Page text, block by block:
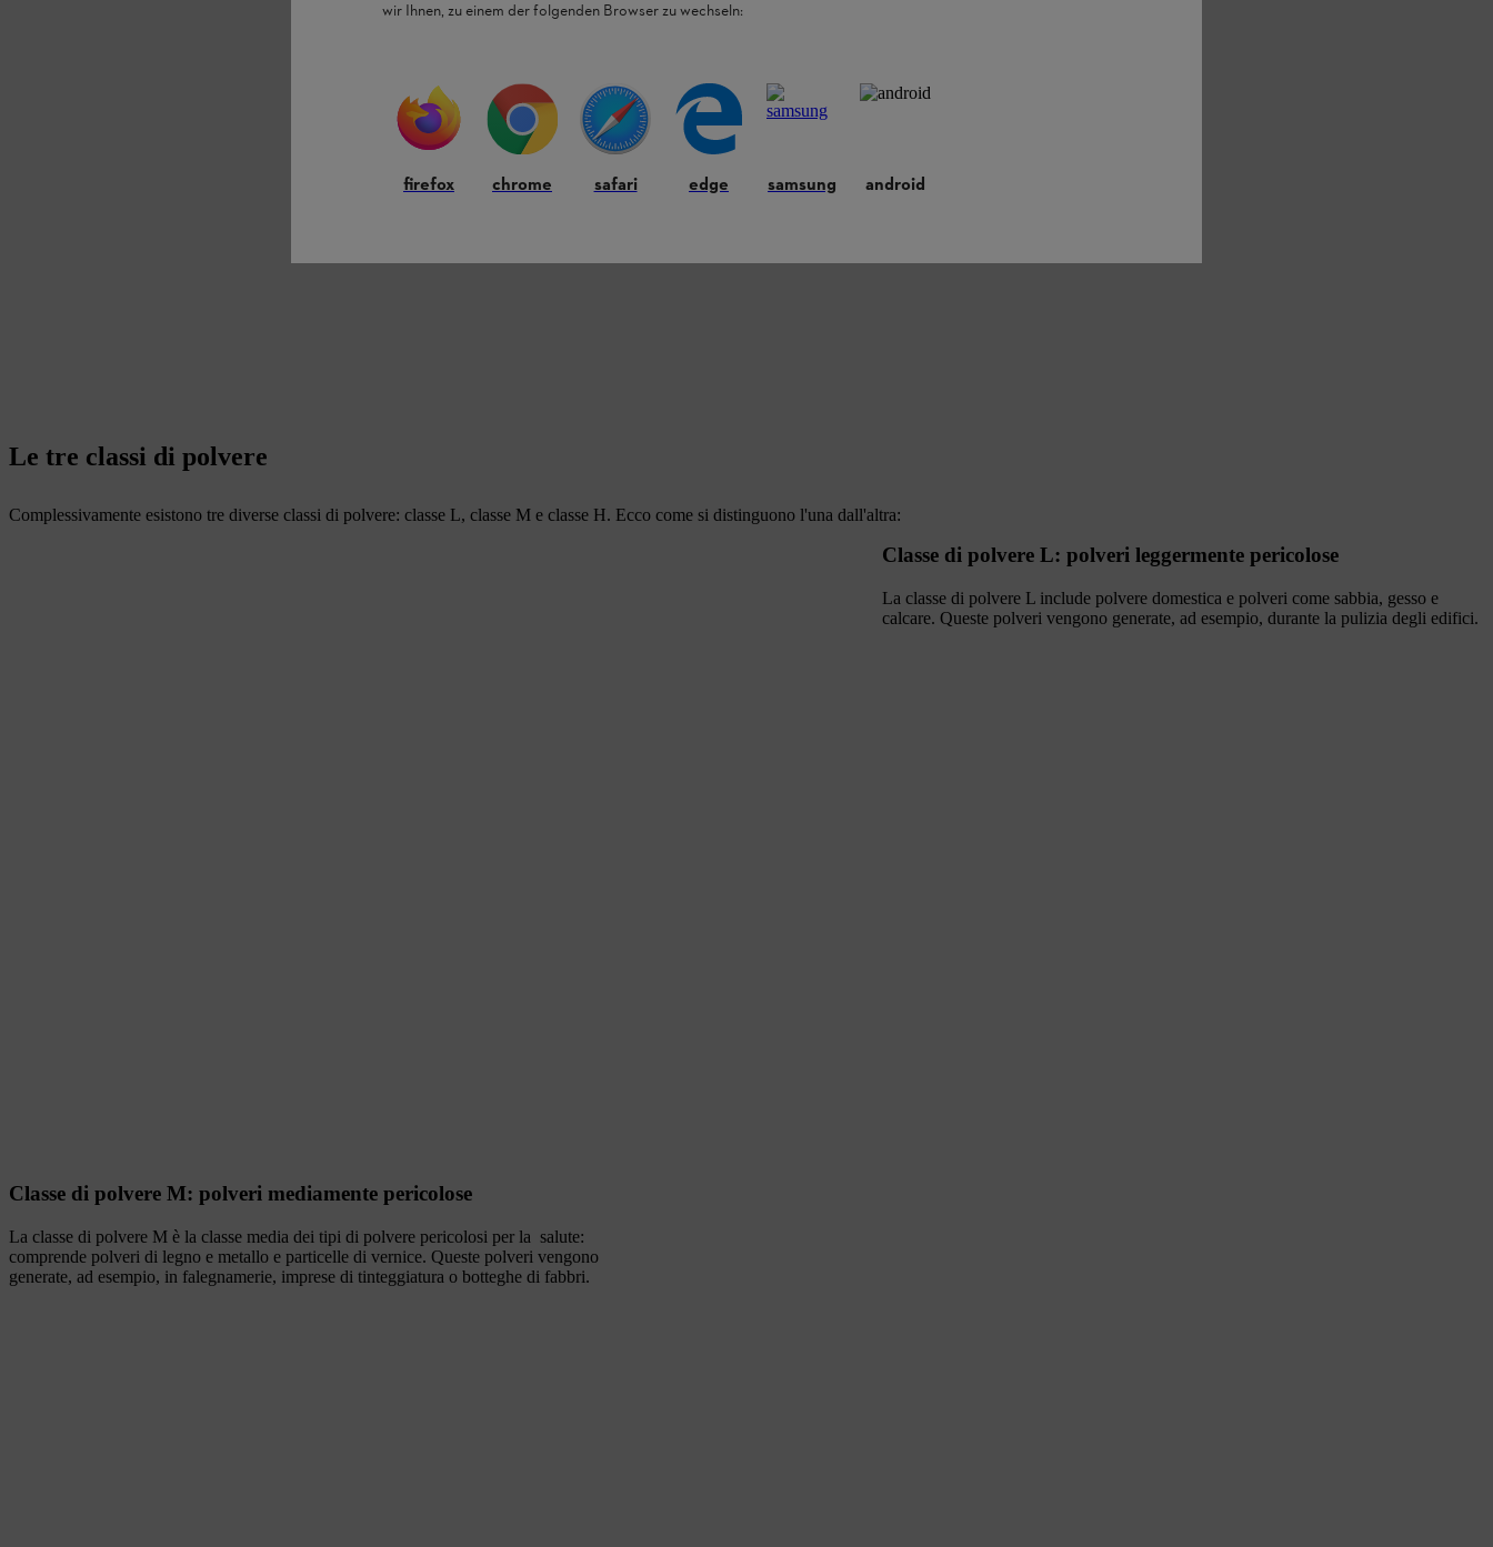
Le tre classi di polvere
Complessivamente esistono tre diverse classi di polvere: classe L, classe M e classe H. Ecco come si distinguono l'una dall'altra:
Classe di polvere L: polveri leggermente pericolose
La classe di polvere L include polvere domestica e polveri come sabbia, gesso e
calcare. Queste polveri vengono generate, ad esempio, durante la pulizia degli edifici.
Classe di polvere M: polveri mediamente pericolose
La classe di polvere M è la classe media dei tipi di polvere pericolosi per la salute:
comprende polveri di legno e metallo e particelle di vernice. Queste polveri vengono
generate, ad esempio, in falegnamerie, imprese di tinteggiatura o botteghe di fabbri.
wir Ihnen, zu einem der folgenden Browser zu wechseln:
firefox chrome safari edge samsung android